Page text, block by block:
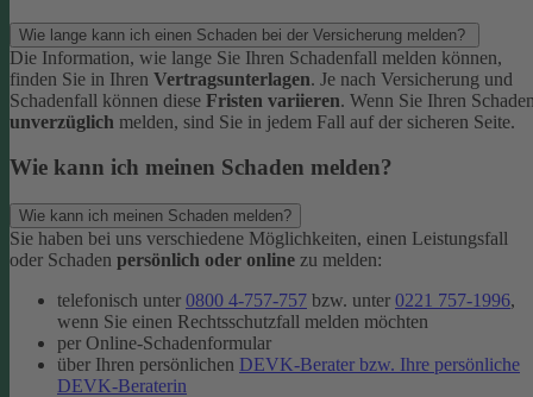
Wie lange kann ich einen Schaden bei der Versicherung melden?
Die Information, wie lange Sie Ihren Schadenfall melden können,
finden Sie in Ihren Vertragsunterlagen. Je nach Versicherung und
Schadenfall können diese Fristen variieren. Wenn Sie Ihren
unverzüglich melden, sind Sie in jedem Fall auf der sicheren Seite.
Wie kann ich meinen Schaden melden?
Wie kann ich meinen Schaden melden?
Sie haben bei uns verschiedene Möglichkeiten, einen Leistungsfall
oder Schaden persönlich oder online zu melden:
telefonisch unter 0800 4-757-757 bzw. unter 0221 757-1996,
wenn Sie einen Rechtsschutzfall melden möchten
per Online-Schadenformular
über Ihren persönlichen DEVK-Berater bzw. Ihre persönliche
DEVK-Beraterin